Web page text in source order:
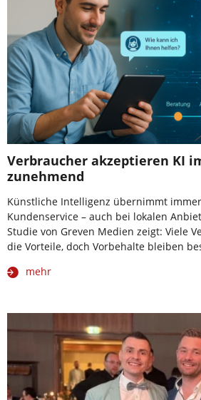
Verbraucher akzeptieren KI
zunehmend
Künstliche Intelligenz übernimmt
Kundenservice – auch bei lokalen
Studie von Greven Medien zeigt: Viele
die Vorteile, doch Vorbehalte bleiben
mehr